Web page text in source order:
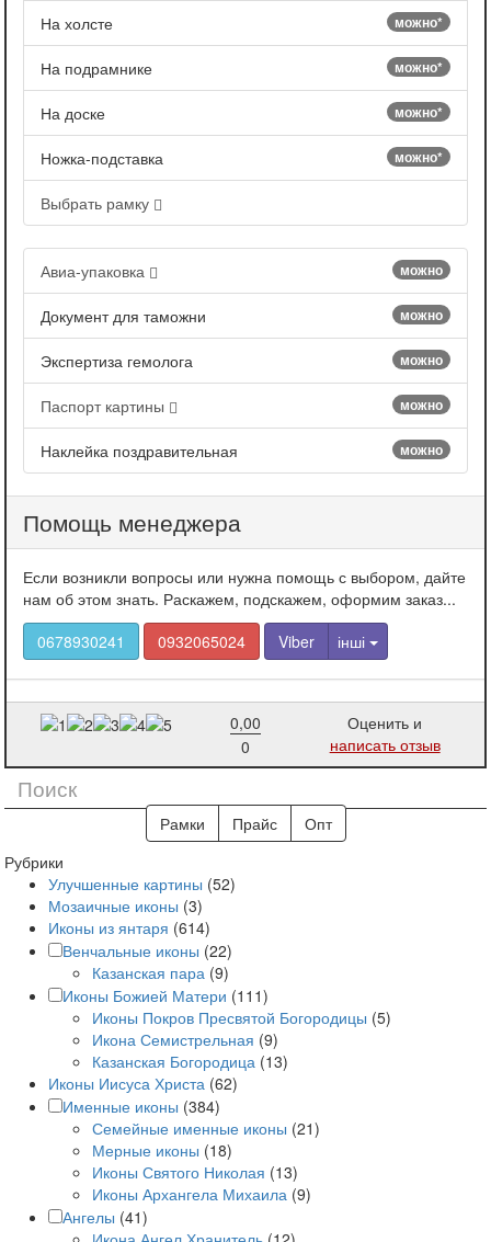
можно*
На холсте
можно*
На подрамнике
можно*
На доске
можно*
Ножка-подставка
Выбрать рамку
можно
Авиа-упаковка
можно
Документ для таможни
можно
Экспертиза гемолога
можно
Паспорт картины
можно
Наклейка поздравительная
Помощь менеджера
Если возникли вопросы или нужна помощь с выбором, дайте
нам об этом знать. Раскажем, подскажем, оформим заказ...
0678930241
0932065024 Viber інші
0,00
0
Оценить и
написать отзыв
Рамки Прайс
Опт
Рубрики
Улучшенные картины (52)
Мозаичные иконы (3)
Иконы из янтаря (614)
Венчальные иконы (22)
Казанская пара (9)
Иконы Божией Матери (111)
Иконы Покров Пресвятой Богородицы (5)
Икона Семистрельная (9)
Казанская Богородица (13)
Иконы Иисуса Христа (62)
Именные иконы (384)
Семейные именные иконы (21)
Мерные иконы (18)
Иконы Святого Николая (13)
Иконы Архангела Михаила (9)
Ангелы (41)